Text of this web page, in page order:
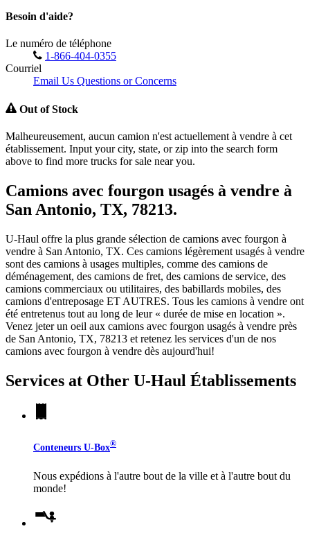
Besoin d'aide?
Le numéro de téléphone
1-866-404-0355
Courriel
Email Us Questions or Concerns
Out of Stock
Malheureusement, aucun camion n'est actuellement à vendre à cet
établissement. Input your city, state, or zip into the search form
above to find more trucks for sale near you.
Camions avec fourgon usagés à vendre à
San Antonio, TX, 78213.
U-Haul offre la plus grande sélection de camions avec fourgon à
vendre à San Antonio, TX. Ces camions légèrement usagés à vendre
sont des camions à usages multiples, comme des camions de
déménagement, des camions de fret, des camions de service, des
camions commerciaux ou utilitaires, des babillards mobiles, des
camions d'entreposage ET AUTRES. Tous les camions à vendre ont
été entretenus tout au long de leur « durée de mise en location ».
Venez jeter un oeil aux camions avec fourgon usagés à vendre près
de San Antonio, TX, 78213 et retenez les services d'un de nos
camions avec fourgon à vendre dès aujourd'hui!
Services at Other U-Haul Établissements
Conteneurs U-Box®
Nous expédions à l'autre bout de la ville et à l'autre bout du
monde!